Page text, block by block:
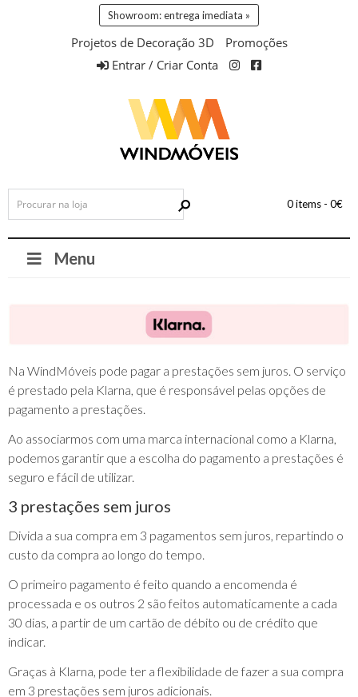
Showroom: entrega imediata »
Projetos de Decoração 3D
Promoções
Entrar / Criar Conta
0 items - 0€
Menu
Na WindMóveis pode pagar a prestações sem juros. O serviço
é prestado pela Klarna, que é responsável pelas opções de
pagamento a prestações.
Ao associarmos com uma marca internacional como a Klarna,
podemos garantir que a escolha do pagamento a prestações é
seguro e fácil de utilizar.
3 prestações sem juros
Divida a sua compra em 3 pagamentos sem juros, repartindo o
custo da compra ao longo do tempo.
O primeiro pagamento é feito quando a encomenda é
processada e os outros 2 são feitos automaticamente a cada
30 dias, a partir de um cartão de débito ou de crédito que
indicar.
Graças à Klarna, pode ter a flexibilidade de fazer a sua compra
em 3 prestações sem juros adicionais.